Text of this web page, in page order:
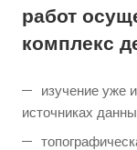
работ
комплекс
изучение уже
источниках